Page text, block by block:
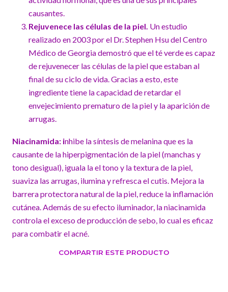
causantes.
Rejuvenece las células de la piel. Un estudio
realizado en 2003 por el Dr. Stephen Hsu del Centro
Médico de Georgia demostró que el té verde es capaz
de rejuvenecer las células de la piel que estaban al
final de su ciclo de vida. Gracias a esto, este
ingrediente tiene la capacidad de retardar el
envejecimiento prematuro de la piel y la aparición de
arrugas.
Niacinamida: inhibe la síntesis de melanina que es la
causante de la hiperpigmentación de la piel (manchas y
tono desigual), iguala la el tono y la textura de la piel,
suaviza las arrugas, ilumina y refresca el cutis. Mejora la
barrera protectora natural de la piel, reduce la inflamación
cutánea. Además de su efecto iluminador, la niacinamida
controla el exceso de producción de sebo, lo cual es eficaz
para combatir el acné.
COMPARTIR ESTE PRODUCTO